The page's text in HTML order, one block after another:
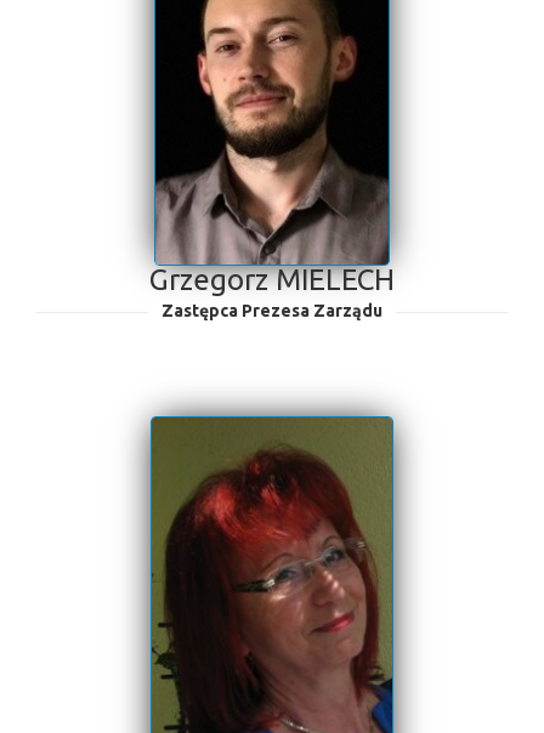
Grzegorz MIELECH
Zastępca Prezesa Zarządu